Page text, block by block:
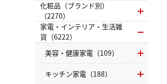
化粧品（ブランド別）
（2270）
家電・インテリア・生活雑
貨（6222）
美容・健康家電（109）
キッチン家電（188）